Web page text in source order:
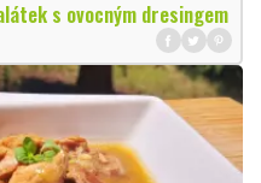
s ovocným dresingem